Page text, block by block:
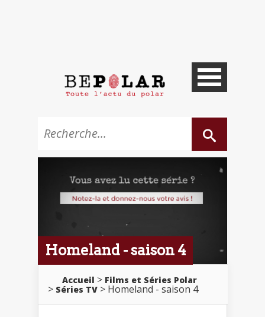
Homeland - saison 4
Accueil
Films et Séries Polar
Séries TV
Homeland - saison 4